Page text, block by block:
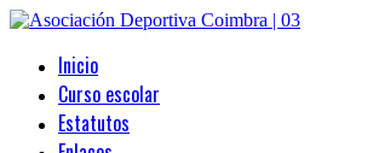
Inicio
Curso escolar
Estatutos